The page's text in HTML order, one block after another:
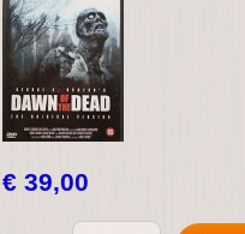
€ 39,00